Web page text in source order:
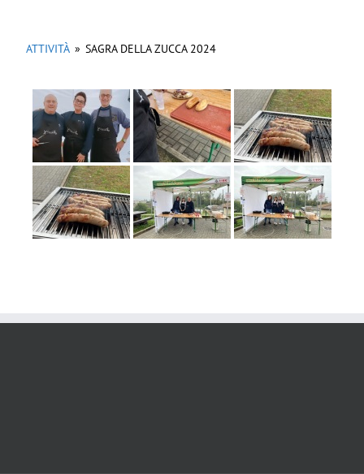
ATTIVITÀ » SAGRA DELLA ZUCCA 2024